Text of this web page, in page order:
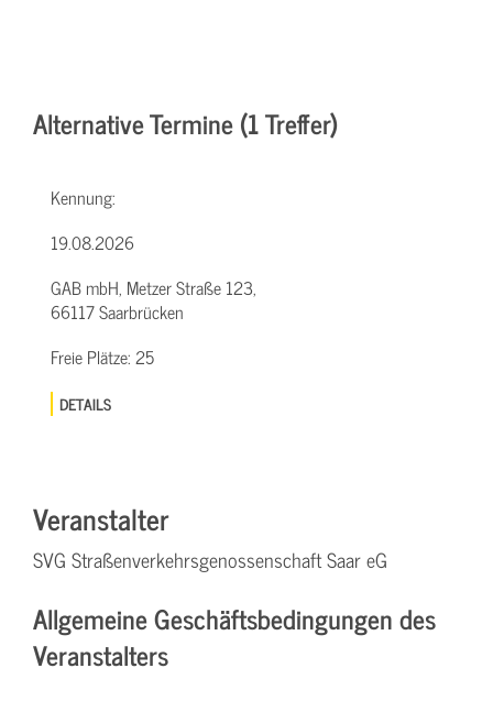
Alternative Termine (1 Treffer)
Kennung:
19.08.2026
GAB mbH, Metzer Straße 123,
66117 Saarbrücken
Freie Plätze:25
DETAILS
Veranstalter
SVG Straßenverkehrsgenossenschaft Saar eG
Allgemeine Geschäftsbedingungen des
Veranstalters